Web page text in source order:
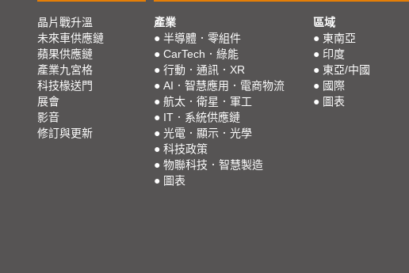
晶片戰升溫
未來車供應鏈
蘋果供應鏈
產業九宮格
科技椽送門
展會
影音
修訂與更新
產業
● 半導體．零組件
● CarTech．綠能
● 行動．通訊．XR
● AI．智慧應用．電商物流
● 航太．衛星．軍工
● IT．系統供應鏈
● 光電．顯示．光學
● 科技政策
● 物聯科技．智慧製造
● 圖表
區域
● 東南亞
● 印度
● 東亞/中國
● 國際
● 圖表